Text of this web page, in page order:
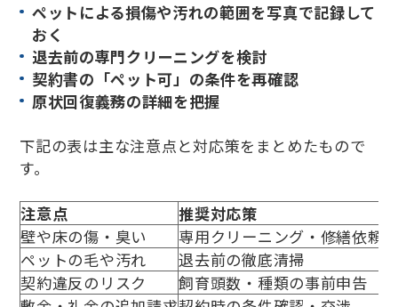
ペットによる損傷や汚れの範囲を写真で記録して
おく
退去前の専門クリーニングを検討
契約書の「ペット可」の条件を再確認
原状回復義務の詳細を把握
下記の表は主な注意点と対応策をまとめたもので
す。
注意点
推奨対応策
壁や床の傷・臭い
専用クリーニング・修繕依頼
ペットの毛や汚れ
退去前の徹底清掃
契約違反のリスク
飼育頭数・種類の事前申告